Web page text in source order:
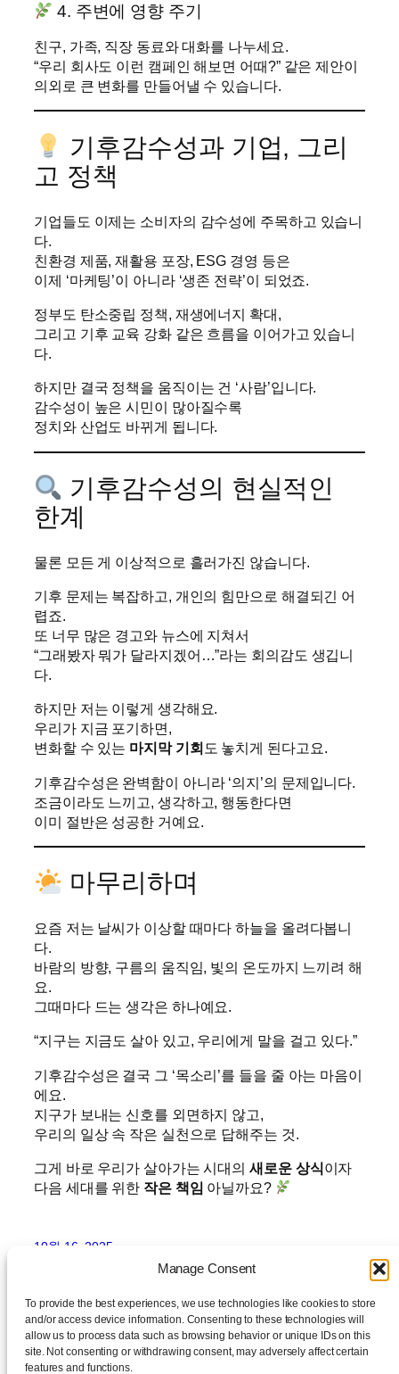
Manage Consent
To provide the best experiences, we use technologies like cookies to store
and/or access device information. Consenting to these technologies will
allow us to process data such as browsing behavior or unique IDs on this
site. Not consenting or withdrawing consent, may adversely affect certain
features and functions.
4. 주변에 영향 주기
친구, 가족, 직장 동료와 대화를 나누세요.
“우리 회사도 이런 캠페인 해보면 어때?” 같은 제안이
의외로 큰 변화를 만들어낼 수 있습니다.
기후감수성과 기업, 그리
고 정책
기업들도 이제는 소비자의 감수성에 주목하고 있습니
다.
친환경 제품, 재활용 포장, ESG 경영 등은
이제 ‘마케팅’이 아니라 ‘생존 전략’이 되었죠.
정부도 탄소중립 정책, 재생에너지 확대,
그리고 기후 교육 강화 같은 흐름을 이어가고 있습니
다.
하지만 결국 정책을 움직이는 건 ‘사람’입니다.
감수성이 높은 시민이 많아질수록
정치와 산업도 바뀌게 됩니다.
기후감수성의 현실적인
한계
물론 모든 게 이상적으로 흘러가진 않습니다.
기후 문제는 복잡하고, 개인의 힘만으로 해결되긴 어
렵죠.
또 너무 많은 경고와 뉴스에 지쳐서
“그래봤자 뭐가 달라지겠어…”라는 회의감도 생깁니
다.
하지만 저는 이렇게 생각해요.
우리가 지금 포기하면,
변화할 수 있는 마지막 기회 도 놓치게 된다고요.
기후감수성은 완벽함이 아니라 ‘의지’의 문제입니다.
조금이라도 느끼고, 생각하고, 행동한다면
이미 절반은 성공한 거예요.
마무리하며
요즘 저는 날씨가 이상할 때마다 하늘을 올려다봅니
다.
바람의 방향, 구름의 움직임, 빛의 온도까지 느끼려 해
요.
그때마다 드는 생각은 하나예요.
“지구는 지금도 살아 있고, 우리에게 말을 걸고 있다.”
기후감수성은 결국 그 ‘목소리’를 들을 줄 아는 마음이
에요.
지구가 보내는 신호를 외면하지 않고,
우리의 일상 속 작은 실천으로 답해주는 것.
그게 바로 우리가 살아가는 시대의새로운 상식이자
다음 세대를 위한 작은 책임 아닐까요?
10월 16, 2025